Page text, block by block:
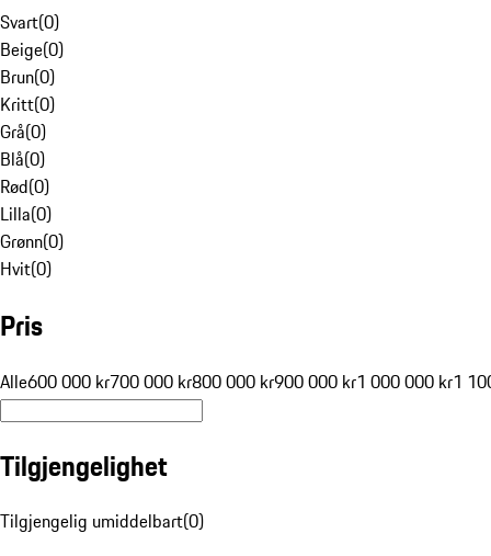
Svart(0)
Beige(0)
Brun(0)
Kritt(0)
Grå(0)
Blå(0)
Rød(0)
Lilla(0)
Grønn(0)
Hvit(0)
Pris
Alle600 000 kr700 000 kr800 000 kr900 000 kr1 000 000 kr1
Tilgjengelighet
Tilgjengelig umiddelbart(0)